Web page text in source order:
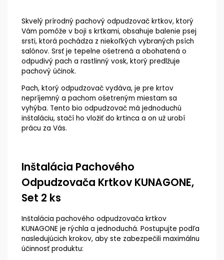
Skvelý prírodný pachový odpudzovač krtkov, ktorý
Vám pomôže v boji s krtkami, obsahuje balenie psej
srsti, ktorá pochádza z niekoľkých vybraných psích
salónov. Srsť je tepelne ošetrená a obohatená o
odpudivý pach a rastlinný vosk, ktorý predlžuje
pachový účinok.
Pach, ktorý odpudzovač vydáva, je pre krtov
nepríjemný a pachom ošetreným miestam sa
vyhýba. Tento bio odpudzovač má jednoduchú
inštaláciu, stačí ho vložiť do krtinca a on už urobí
prácu za Vás.
Inštalácia Pachového
Odpudzovača Krtkov KUNAGONE,
Set 2 ks
Inštalácia pachového odpudzovača krtkov
KUNAGONE je rýchla a jednoduchá. Postupujte podľa
nasledujúcich krokov, aby ste zabezpečili maximálnu
účinnosť produktu: